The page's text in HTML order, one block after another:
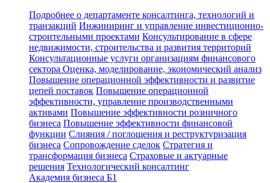
Подробнее о департаменте консалтинга, технологий и
транзакций Инжиниринг и управление инвестиционно-
строительными проектами Консультирование в сфере
недвижимости, строительства и развития территорий
Консультационные услуги организациям финансового
сектора Оценка, моделирование, экономический анализ
Повышение операционной эффективности и развитие
цепей поставок Повышение операционной
эффективности, управление производственными
активами Повышение эффективности розничного
бизнеса Повышение эффективности финансовой
функции Слияния / поглощения и реструктуризация
бизнеса Сопровождение сделок Стратегия и
трансформация бизнеса Страховые и актуарные
решения Технологический консалтинг
Академия бизнеса Б1